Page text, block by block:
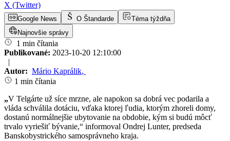
X (Twitter)
Google News O Štandarde
Téma týždňa
Najnovšie správy
1 min čítania
Publikované: 2023-10-20 12:10:00
|
Autor: Mário Kaprálik,
1 min čítania
„V Telgárte už síce mrzne, ale napokon sa dobrá vec podarila a
vláda schválila dotáciu, vďaka ktorej ľudia, ktorým zhoreli domy,
dostanú normálnejšie ubytovanie na obdobie, kým si budú môcť
trvalo vyriešiť bývanie,“ informoval Ondrej Lunter, predseda
Banskobystrického samosprávneho kraja.